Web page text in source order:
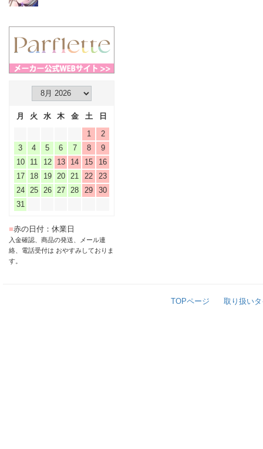
月 火 水 木 金 土
日
1
2
3
4 5 6 7 8
9
10
11 12 13 14 15
16
17
18 19 20 21 22
23
24
25 26 27 28 29
30
31
■赤の日付：休業日
入金確認、商品の発送、メール連
絡、電話受付は おやすみしておりま
す。
TOPページ 取り扱い